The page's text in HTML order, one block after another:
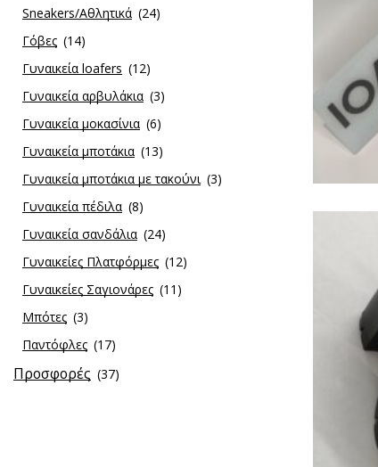
Sneakers/Aθλητικά (24)
Γόβες (14)
Γυναικεία loafers (12)
Γυναικεία αρβυλάκια (3)
Γυναικεία μοκασίνια (6)
Γυναικεία μποτάκια (13)
Γυναικεία μποτάκια με τακούνι (3)
Γυναικεία πέδιλα (8)
Γυναικεία σανδάλια (24)
Γυναικείες Πλατφόρμες (12)
Γυναικείες Σαγιονάρες (11)
Μπότες (3)
Παντόφλες (17)
Προσφορές (37)